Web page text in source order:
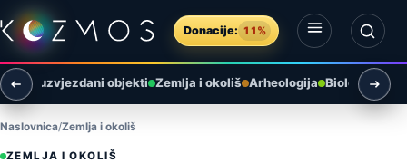
Preskoči na sadržaj
Donacije: 11%
Otvori izbornik
Otvori pretragu
Međuzvjezdani objekti Zemlja i okoliš Arheologija Biologija
Naslovnica Zemlja i okoliš
ZEMLJA I OKOLIŠ